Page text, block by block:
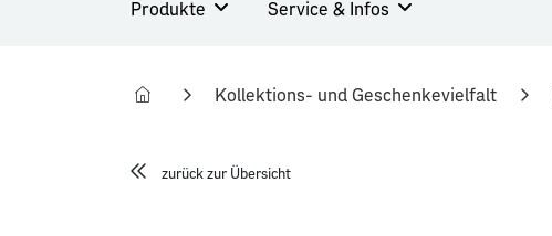
Produkte Service & Infos
Kollektions- und Geschenkevielfalt
zurück zur Übersicht